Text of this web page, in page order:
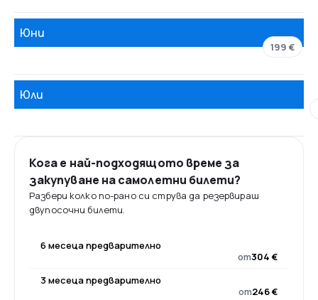
Юни
199 €
Юли
Кога е най-подходящото време за
закупуване на самолетни билети?
Разбери колко по-рано си струва да резервираш
двупосочни билети.
6 месеца предварително
от304 €
3 месеца предварително
от246 €